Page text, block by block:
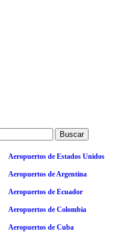
Aeropuertos de Estados Unidos
Aeropuertos de Argentina
Aeropuertos de Ecuador
Aeropuertos de Colombia
Aeropuertos de Cuba